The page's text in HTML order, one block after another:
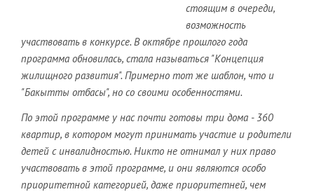
стоящим в очереди,
возможность
участвовать в конкурсе. В октябре прошлого года
программа обновилась, стала называться "Концепция
жилищного развития". Примерно тот же шаблон, что и
"Бакытты отбасы", но со своими особенностями.
По этой программе у нас почти готовы три дома - 360
квартир, в котором могут принимать участие и родители
детей с инвалидностью. Никто не отнимал у них право
участвовать в этой программе, и они являются особо
приоритетной категорией, даже приоритетней, чем